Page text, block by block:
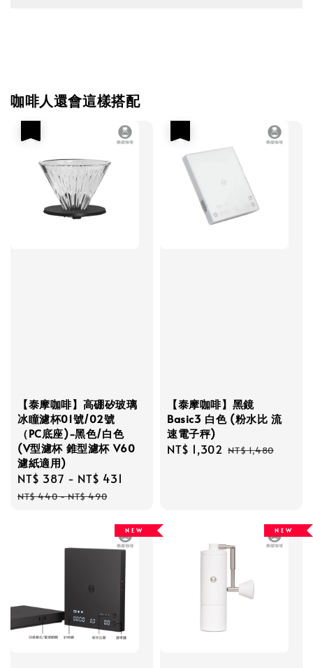
咖啡人還會這樣搭配
【泰摩咖啡】高硼矽玻璃
冰瞳濾杯01號/02號
（PC底座)-黑色/白色
(V型濾杯 錐型濾杯 V60
濾紙適用)
Sale
price
NT$ 387 - NT$ 431
NT$ 440-NT$ 490
【泰摩咖啡】黑鏡
Basic3 白色 (粉水比 流
速電子秤)
Sale
NT$ 1,302 Regular
NT$ 1,480
N E W N E W